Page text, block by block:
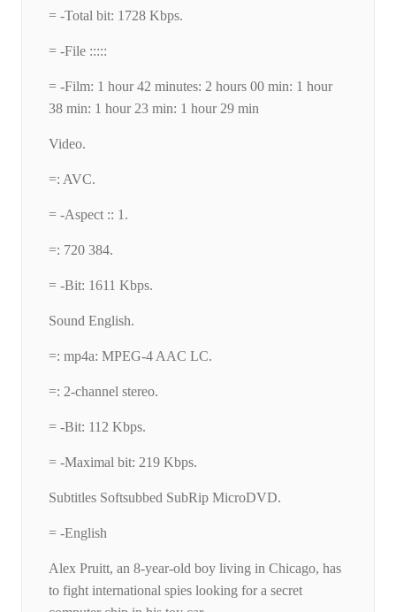
= -Total bit: 1728 Kbps.
= -File :::::
= -Film: 1 hour 42 minutes: 2 hours 00 min: 1 hour
38 min: 1 hour 23 min: 1 hour 29 min
Video.
=: AVC.
= -Aspect :: 1.
=: 720 384.
= -Bit: 1611 Kbps.
Sound English.
=: mp4a: MPEG-4 AAC LC.
=: 2-channel stereo.
= -Bit: 112 Kbps.
= -Maximal bit: 219 Kbps.
Subtitles Softsubbed SubRip MicroDVD.
= -English
Alex Pruitt, an 8-year-old boy living in Chicago, has
to fight international spies looking for a secret